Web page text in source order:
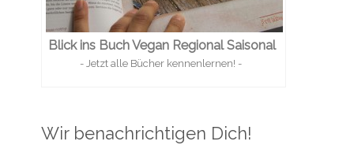
Blick ins Buch Vegan Regional Saisonal
- Jetzt alle Bücher kennenlernen! -
Wir benachrichtigen Dich!